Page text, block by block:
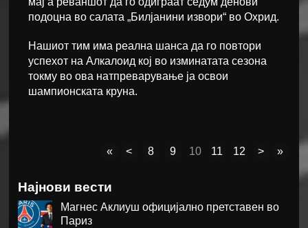
подоцна во салата „Билјанини извори“ во Охрид.
Нашиот тим има реална шанса да го повтори
успехот на Алкалоид кој во изминатата сезона
токму во ова натпреварување ја освои
шампионската круна.
« < 8 9 10 11 12 > »
Најнови вести
Магнес Аклиуш официјално претставен во
Париз